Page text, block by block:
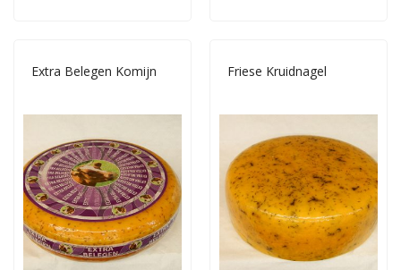
Extra Belegen Komijn Friese Kruidnagel